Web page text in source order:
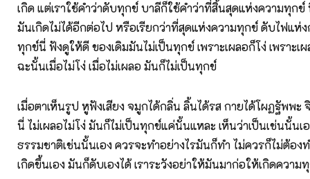
เกิด แต่เราใช้คำว่าดับทุกข์ บาลีก็ใช้คำว่าที่สิ้นสุดแห่งความทุก
มันเกิดไม่ได้อีกต่อไป หรือเรียกว่าที่สุดแห่งความทุกข์ ดับไฟแห่ง
ทุกข์นี่ ฟังดูให้ดี ของเดิมมันไม่เป็นทุกข์ เพราะเผลอก็โง่ เพราะเ
ฉะนั้นเมื่อไม่โง่ เมื่อไม่เผลอ มันก็ไม่เป็นทุกข์
เมื่อตาเห็นรูป หูฟังเสียง จมูกได้กลิ่น ลิ้นได้รส กายได้โผฏฐัพพะ
นี่ ไม่เผลอไม่โง่ มันก็ไม่เป็นทุกข์แค่นั้นแหละ เห็นว่าเป็นเช่นนั้นเ
ธรรมชาติเช่นนั้นเอง ควรจะทำอย่างไรมันก็ทำ ไม่ควรก็ไม่ต้อง
เกิดขึ้นเอง มันก็ดับเองได้ เราระวังอย่าให้มันมาก่อให้เกิดความ